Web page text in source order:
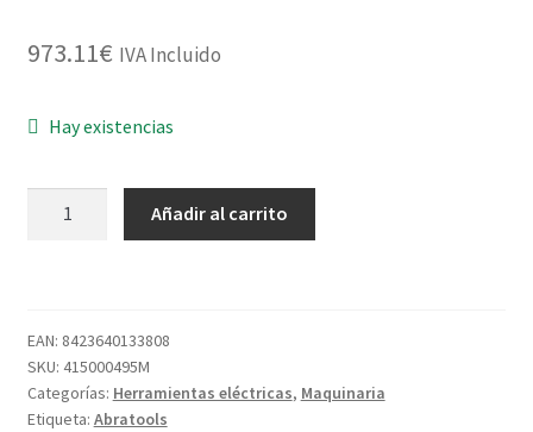
973.11€ IVA Incluido
Hay existencias
230V
80MM
cantidad
Añadir al carrito
EAN: 8423640133808
SKU: 415000495M
Categorías: Herramientas eléctricas, Maquinaria
Etiqueta: Abratools